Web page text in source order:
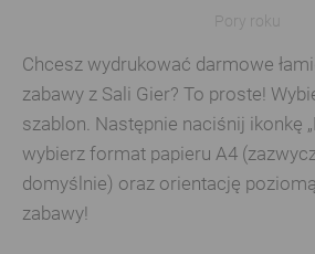
Pory roku
Chcesz wydrukować darmowe
zabawy z Sali Gier? To proste!
szablon. Następnie naciśnij ikonkę
wybierz format papieru A4
domyślnie) oraz orientację
zabawy!